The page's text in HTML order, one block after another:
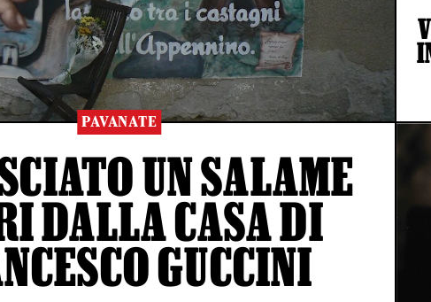
PAVANATE
UN SALAME
DALLA CASA DI
GUCCINI